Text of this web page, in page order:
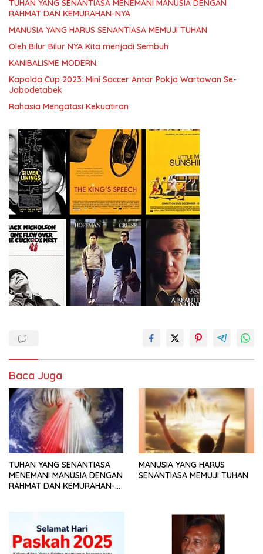
TUHAN YANG SENANTIASA MENEMANI MANUSIA DENGAN
RAHMAT DAN KEMURAHAN-NYA
MANUSIA YANG HARUS SENANTIASA MEMUJI TUHAN
Oleh Bilur Bilur NYA Kita menjadi Sembuh
KANIBALISME MODERN.
Kapolda Cup 2023: Mini Soccer Antar Pokja Wartawan Se-
Jabodetabek
Rahasia Mengatasi Kekuatiran
Baca Juga
TUHAN YANG SENANTIASA
MENEMANI MANUSIA DENGAN
RAHMAT DAN KEMURAHAN-
MANUSIA YANG HARUS
SENANTIASA MEMUJI TUHAN